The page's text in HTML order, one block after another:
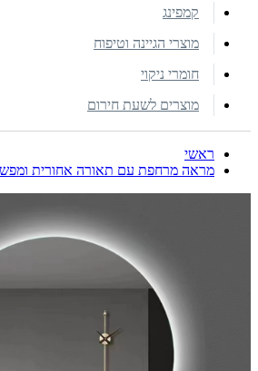
קמפינג
מוצרי הגיינה וטיפוח
חומרי ניקוי
מוצרים לשעת חירום
ראשי
מראה מרחפת עם תאורה אחורית